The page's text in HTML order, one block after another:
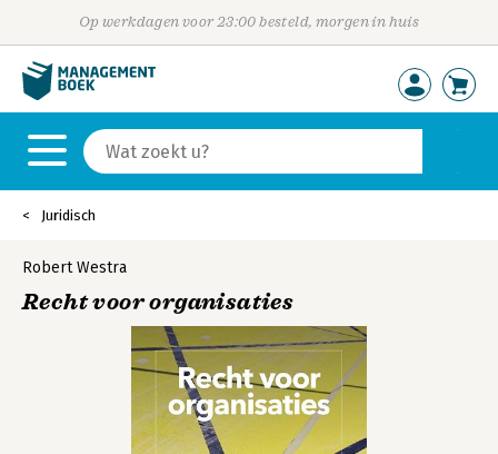
Op werkdagen voor 23:00 besteld, morgen in huis
Juridisch
Robert Westra
Recht voor organisaties